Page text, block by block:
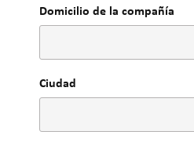
Domicilio de la compañía
Ciudad